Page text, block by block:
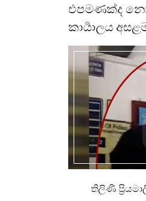
එපමණක්ද
කාර්‍යාලය
තිලිණි